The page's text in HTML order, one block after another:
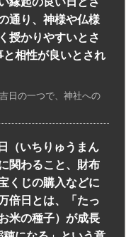
通り、神様や仏様
授かりやすいとさ
相性が良いとされ
日の一つで、神社への
（いちりゅうまん
関わること、財布
くじの購入などに
倍日とは、「たっ
米の種子）が成長